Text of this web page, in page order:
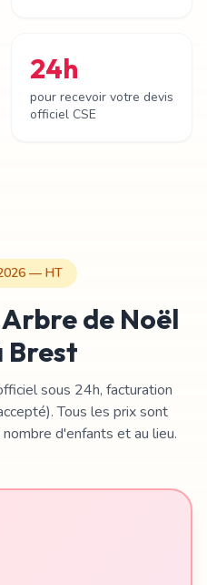
24h
pour recevoir votre devis
officiel CSE
— HT
de Noël
Brest
sous 24h, facturation
Tous les prix sont
d'enfants et au lieu.